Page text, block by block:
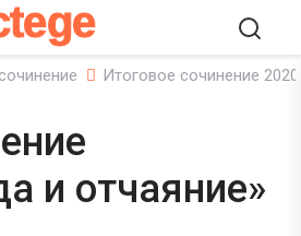
Итоговое сочинение 2020
и отчаяние»